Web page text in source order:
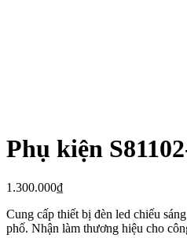
Phụ kiện
1.300.000₫
Cung cấp thiết bị đèn led chiếu
phố. Nhận làm thương hiệu cho